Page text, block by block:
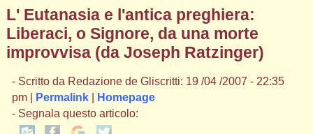
L' Eutanasia e l'antica preghiera:
Liberaci, o Signore, da una morte
improvvisa (da Joseph Ratzinger)
- Scritto da Redazione de Gliscritti: 19 /04 /2007 - 22:35
pm |
Permalink|
Homepage
- Segnala questo articolo: